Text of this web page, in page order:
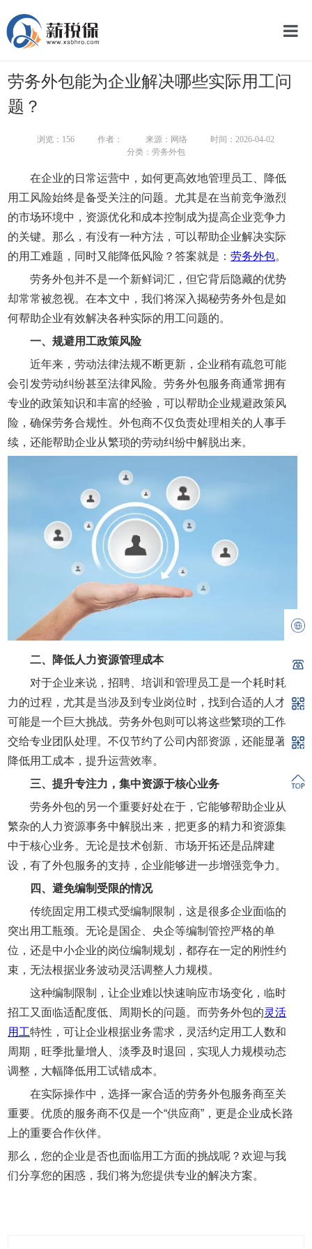
网
劳务外包能为企业解决哪些实际用工问
题？
浏览： 156 作者： 来源：网络
时间：2026-04-02
分类：劳务外包
在企业的日常运营中，如何更高效地管理员工、降低
用工风险始终是备受关注的问题。尤其是在当前竞争激烈
的市场环境中，资源优化和成本控制成为提高企业竞争力
的关键。那么，有没有一种方法，可以帮助企业解决实际
的用工难题，同时又能降低风险？答案就是：劳务外包。
劳务外包并不是一个新鲜词汇，但它背后隐藏的优势
却常常被忽视。在本文中，我们将深入揭秘劳务外包是如
何帮助企业有效解决各种实际的用工问题的。
一、规避用工政策风险
近年来，劳动法律法规不断更新，企业稍有疏忽可能
会引发劳动纠纷甚至法律风险。劳务外包服务商通常拥有
专业的政策知识和丰富的经验，可以帮助企业规避政策风
险，确保劳务合规性。外包商不仅负责处理相关的人事手
续，还能帮助企业从繁琐的劳动纠纷中解脱出来。
二、
降低人力资源管理成本
对于企业来说，招聘、培训和管理员工是一个耗时耗
力的过程，尤其是当涉及到专业岗位时，找到合适的人才
可能是一个巨大挑战。劳务外包则可以将这些繁琐的工作
交给专业团队处理。不仅节约了公司内部资源，还能显著
降低用工成本，提升运营效率。
三、提升专注力，集中资源于核心业务
劳务外包的另一个重要好处在于，它能够帮助企业从
繁杂的人力资源事务中解脱出来，把更多的精力和资源集
中于核心业务。无论是技术创新、市场开拓还是品牌建
设，有了外包服务的支持，企业能够进一步增强竞争力。
四、避免编制受限的情况
传统固定用工模式受编制限制，这是很多企业面临的
突出用工瓶颈。无论是国企、央企等编制管控严格的单
位，还是中小企业的岗位编制规划，都存在一定的刚性约
束，无法根据业务波动灵活调整人力规模。
这种编制限制，让企业难以快速响应市场变化，临时
招工又面临适配度低、周期长的问题。而劳务外包的灵活
用工特性，可让企业根据业务需求，灵活约定用工人数和
周期，旺季批量增人、淡季及时退回，实现人力规模动态
调整，大幅降低用工试错成本。
在实际操作中，选择一家合适的劳务外包服务商至关
重要。优质的服务商不仅是一个“供应商”，更是企业成长路
上的重要合作伙伴。
那么，您的企业是否也面临用工方面的挑战呢？欢迎与我
们分享您的困惑，我们将为您提供专业的解决方案。